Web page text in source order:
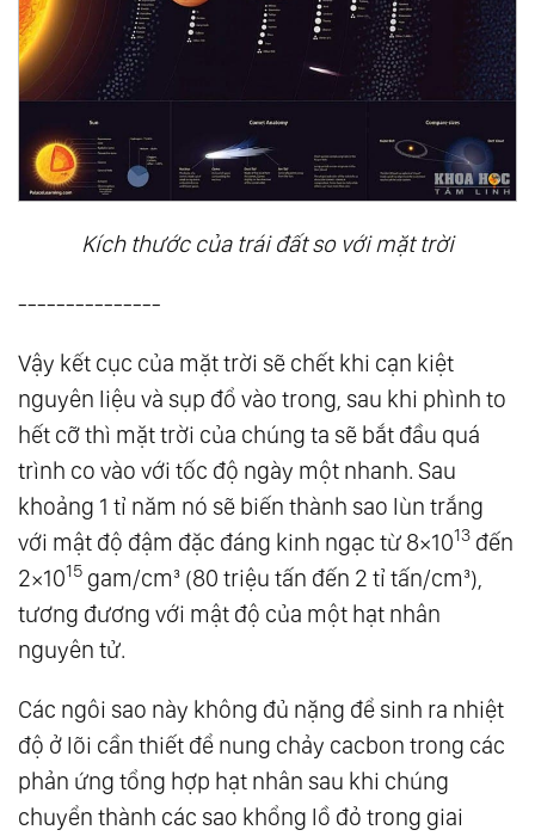
45.
Tư Duy Siêu Tích Cực
46. Sống Trọn Vẹn Từng Phút Giây
47.Sinh Mệnh Ánh Sáng
48.Tìm Lại Chính Mình
49.Hành Trình Trở Về
50.Phương Pháp Trở Nên Nhất Thể Với Chúa,
Phật
53.Cảm Giác Tích Cực
54.Vô Niệm - Vô Ngã
55.Thay Đổi Bản Thân Là Thay Đổi Thế Giới
56.Góc Nhìn
57.Thông Tin Là Năng Lượng
58.Làm Chủ Bản Năng
59.
Nhất Ngôn, Tất Sát
60. Satan Chính Là Tình Yêu
61.Trí Tuệ Là Một Loại Hạnh Phúc
62.Tu Tâm, Sửa Tính
63.Tiến Hoá
64.Tình Yêu Thì Không Có Phân Biệt Và Phân
Biệt Chưa Bao Giờ Là Tình Yêu
Kích thước của trái đất so với mặt trời
---------------
Vậy kết cục của mặt trời sẽ chết khi cạn kiệt
nguyên liệu và sụp đổ vào trong, sau khi phình to
hết cỡ thì mặt trời của chúng ta sẽ bắt đầu quá
trình co vào với tốc độ ngày một nhanh. Sau
khoảng 1 tỉ năm nó sẽ biến thành sao lùn trắng
với mật độ đậm đặc đáng kinh ngạc từ 8×1013 đến
2×1015 gam/cm³ (80 triệu tấn đến 2 tỉ tấn/cm³),
tương đương với mật độ của một hạt nhân
nguyên tử.
Các ngôi sao này không đủ nặng để sinh ra nhiệt
độ ở lõi cần thiết để nung chảy cacbon trong các
phản ứng tổng hợp hạt nhân sau khi chúng
chuyển thành các sao khổng lồ đỏ trong giai